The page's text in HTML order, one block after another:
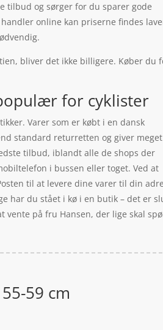
tilbud og sørger for du sparer gode
online kan priserne findes
bliver det ikke billigere. Køber du
populær for cyklister
Varer som er købt i en dansk
standard returretten og giver meget
tilbud, iblandt alle de shops der
i bussen eller toget. Ved at
til at levere dine varer til din
har du stået i kø i en butik – det er
på fru Hansen, der lige skal
59 cm